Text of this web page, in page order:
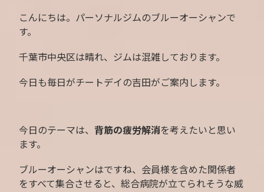
こんにちは。パーソナルジムのブルーオーシャンで
す。
千葉市中央区は晴れ、ジムは混雑しております。
今日も毎日がチートデイの吉田がご案内します。
今日のテーマは、 背筋の疲労解消を考えたいと思い
ます。
ブルーオーシャンはですね、会員様を含めた関係者
をすべて集合させると、総合病院が立てられそうな威